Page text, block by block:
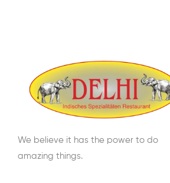
We believe it has the power to do
amazing things.